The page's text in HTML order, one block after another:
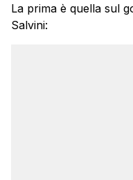
La prima è quella sul
Salvini: